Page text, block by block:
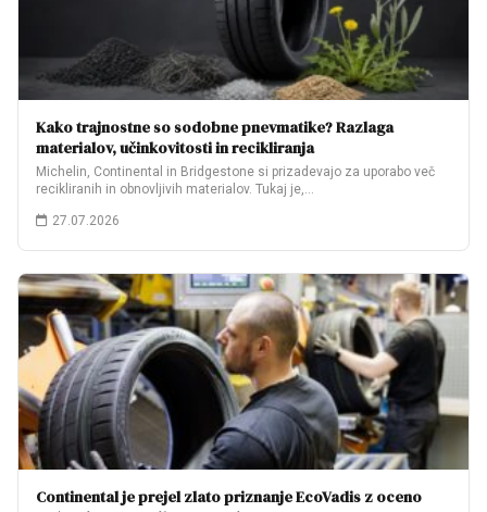
Kako trajnostne so sodobne pnevmatike? Razlaga
materialov, učinkovitosti in recikliranja
Michelin, Continental in Bridgestone si prizadevajo za uporabo več
recikliranih in obnovljivih materialov. Tukaj je,…
27.07.2026
Continental je prejel zlato priznanje EcoVadis z oceno